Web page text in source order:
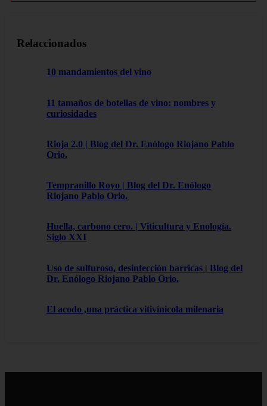
Relaccionados
10 mandamientos del vino
11 tamaños de botellas de vino: nombres y
curiosidades
Rioja 2.0 | Blog del Dr. Enólogo Riojano Pablo
Orio.
Tempranillo Royo | Blog del Dr. Enólogo
Riojano Pablo Orio.
Huella, carbono cero. | Viticultura y Enología.
Siglo XXI
Uso de sulfuroso, desinfección barricas | Blog del
Dr. Enólogo Riojano Pablo Orio.
El acodo ,una práctica vitivínicola milenaria